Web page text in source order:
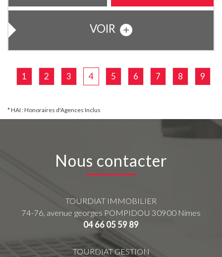
VOIR
1 2 3 4 5 6 7 8 9
* HAI : Honoraires d'Agences Inclus
Nous contacter
TOURDIAT IMMOBILIER
74-76, avenue georges POMPIDOU 30900 Nimes
04 66 05 59 89
TOURDIAT GESTION